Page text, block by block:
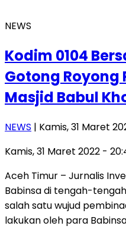
NEWS
Kodim 0104
Gotong Royong
Masjid Babul
NEWS | Kamis, 31 Maret
Kamis, 31 Maret 2022 -
Aceh Timur – Jurnalis
Babinsa di tengah-
salah satu wujud
lakukan oleh para